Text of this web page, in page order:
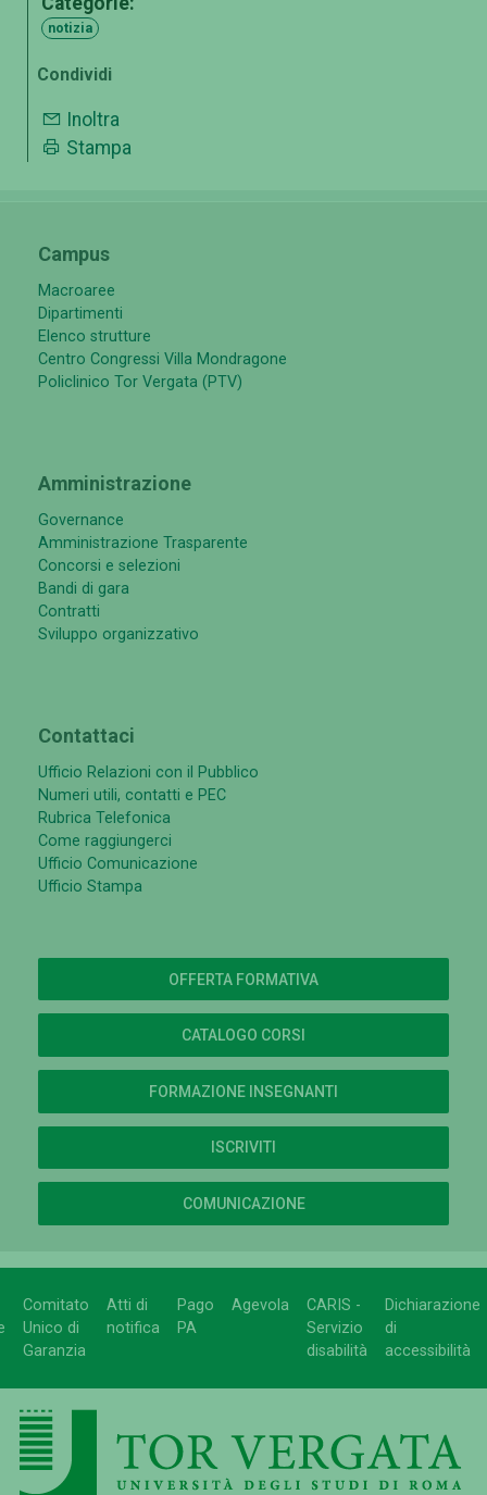
notizia
Condividi
Inoltra
Stampa
Campus
Macroaree
Dipartimenti
Elenco strutture
Centro Congressi Villa Mondragone
Policlinico Tor Vergata (PTV)
Amministrazione
Governance
Amministrazione Trasparente
Concorsi e selezioni
Bandi di gara
Contratti
Sviluppo organizzativo
Contattaci
Ufficio Relazioni con il Pubblico
Numeri utili, contatti e PEC
Rubrica Telefonica
Come raggiungerci
Ufficio Comunicazione
Ufficio Stampa
OFFERTA FORMATIVA
CATALOGO CORSI
FORMAZIONE INSEGNANTI
ISCRIVITI
COMUNICAZIONE
Comitato
Unico di
Garanzia
Atti di
notifica
Pago
PA
Agevola
CARIS -
Servizio
disabilità
Dichiarazione
di
accessibilità